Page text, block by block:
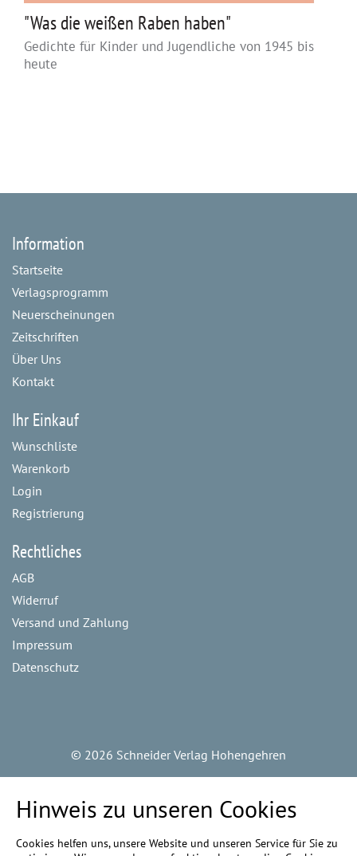
"Was die weißen Raben haben"
Gedichte für Kinder und Jugendliche von 1945 bis
heute
Information
Startseite
Verlagsprogramm
Neuerscheinungen
Zeitschriften
Über Uns
Kontakt
Ihr Einkauf
Wunschliste
Warenkorb
Login
Registrierung
Rechtliches
AGB
Widerruf
Versand und Zahlung
Impressum
Datenschutz
© 2026 Schneider Verlag Hohengehren
Hinweis zu unseren Cookies
Cookies helfen uns, unsere Website und unseren Service für Sie zu